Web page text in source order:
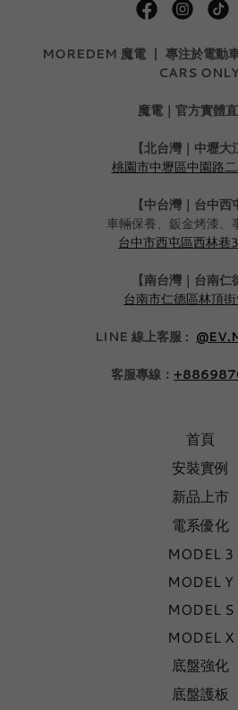
MOREDEM 魔電 | 專注於電動
CARS
魔電｜官方實體
【北台灣｜中壢大
桃園市中壢區中園路
【中台灣｜台中西
車輛保養、鈑金烤漆、
台中市西屯區西林
【南台灣｜台南仁
台南市仁德區林頂
LINE 線上客服 :
客服專線：
首頁
安裝實例
新品上市
電系優化
MODEL 3
MODEL Y
MODEL S
MODEL X
底盤強化
底盤護板